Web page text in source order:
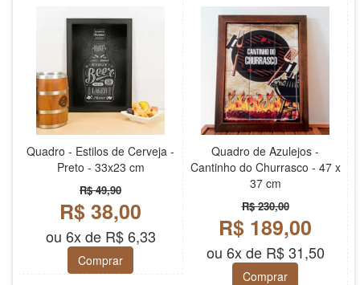
Quadro - Estilos de Cerveja -
Preto - 33x23 cm
R$ 49,90
R$ 38,00
ou 6x de R$ 6,33
Comprar
Quadro de Azulejos -
Cantinho do Churrasco - 47 x
37 cm
R$ 230,00
R$ 189,00
ou 6x de R$ 31,50
Comprar